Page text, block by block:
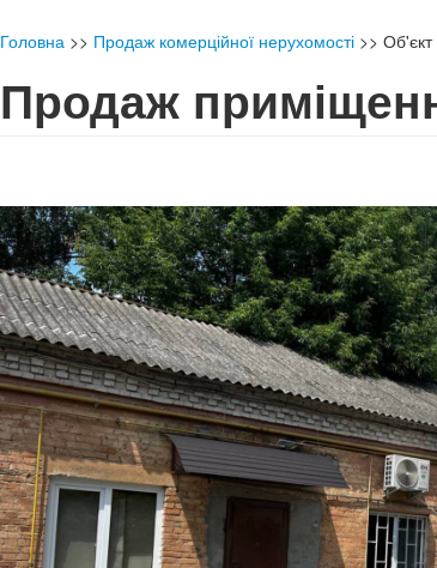
Головна >> Продаж комерційної нерухомості >>
Продаж